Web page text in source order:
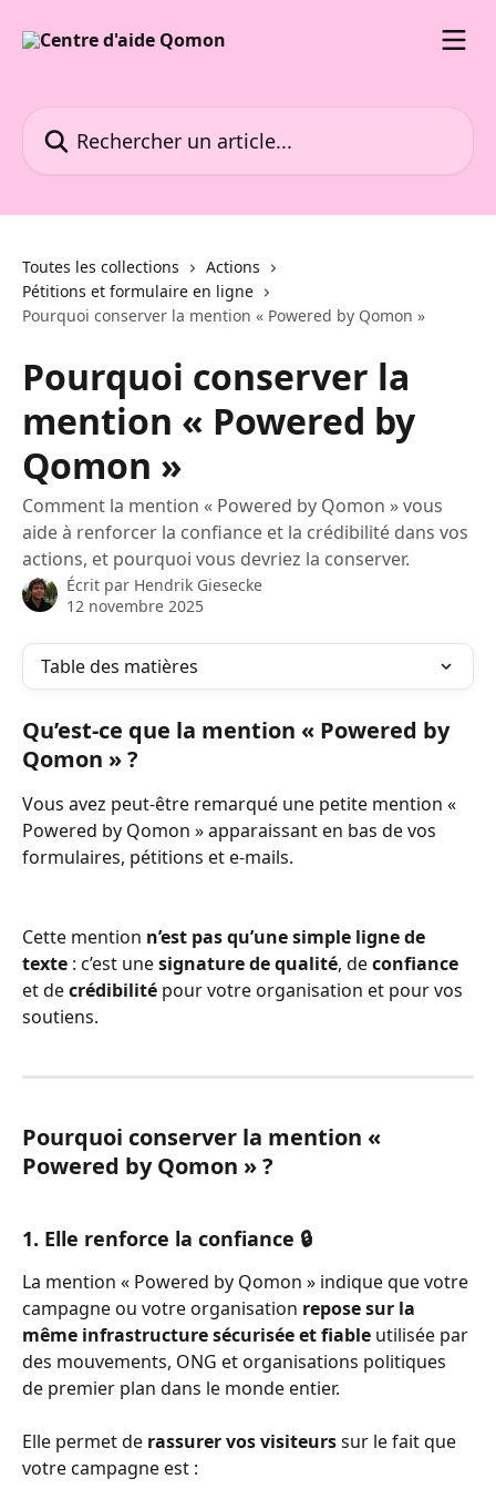
Toutes les collections
Actions
Pétitions et formulaire en ligne
Pourquoi conserver la mention « Powered by Qomon »
Pourquoi conserver la
mention « Powered by
Qomon »
Comment la mention « Powered by Qomon » vous
aide à renforcer la confiance et la crédibilité dans vos
actions, et pourquoi vous devriez la conserver.
Écrit par Hendrik Giesecke
12 novembre 2025
Table des matières
Qu’est-ce que la mention « Powered by
Qomon » ?
Vous avez peut-être remarqué une petite mention «
Powered by Qomon » apparaissant en bas de vos
formulaires, pétitions et e-mails.
Cette mention n’est pas qu’une simple ligne de
texte : c’est une signature de qualité, de confiance
et de crédibilité pour votre organisation et pour vos
soutiens.
Pourquoi conserver la mention «
Powered by Qomon » ?
1. Elle renforce la confiance 🔒
La mention « Powered by Qomon » indique que votre
campagne ou votre organisation repose sur la
même infrastructure sécurisée et fiable utilisée par
des mouvements, ONG et organisations politiques
de premier plan dans le monde entier.
Elle permet de rassurer vos visiteurs sur le fait que
votre campagne est :